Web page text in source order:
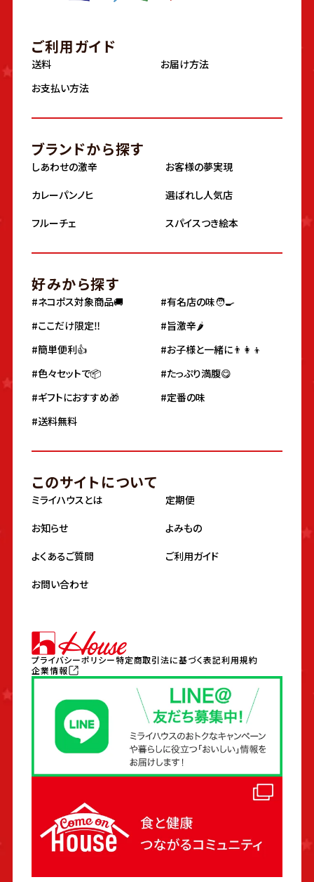
プライバシーポリシー特定商取引法に基づく表記利用規約
企業情報
ご利用ガイド
送料
お届け方法
お支払い方法
ブランドから探す
しあわせの激辛
お客様の夢実現
カレーパンノヒ
選ばれし人気店
フルーチェ
スパイスつき絵本
好みから探す
#ネコポス対象商品🚚
#有名店の味🧑‍🍳
#ここだけ限定‼️
#旨激辛🌶
#簡単便利👍
#お子様と一緒に👨‍👩‍👦
#色々セットで📦
#たっぷり満腹😋
#ギフトにおすすめ🎁
#定番の味
#送料無料
このサイトについて
ミライハウスとは
定期便
お知らせ
よみもの
よくあるご質問
ご利用ガイド
お問い合わせ